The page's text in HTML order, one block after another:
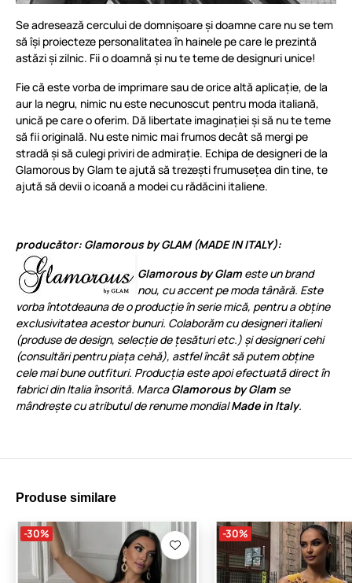
Se adresează cercului de domnișoare și doamne care nu se tem
să își proiecteze personalitatea în hainele pe care le prezintă
astăzi și zilnic. Fii o doamnă și nu te teme de designuri unice!
Fie că este vorba de imprimare sau de orice altă aplicație, de la
aur la negru, nimic nu este necunoscut pentru moda italiană,
unică pe care o oferim. Dă libertate imaginației și să nu te teme
să fii originală. Nu este nimic mai frumos decât să mergi pe
stradă și să culegi priviri de admirație. Echipa de designeri de la
Glamorous by Glam te ajută să trezești frumusețea din tine, te
ajută să devii o icoană a modei cu rădăcini italiene.
producător: Glamorous by GLAM (MADE IN ITALY):
Glamorous by Glam este un brand
nou, cu accent pe moda tânără. Este
vorba întotdeauna de o producție în serie mică, pentru a obține
exclusivitatea acestor bunuri. Colaborăm cu designeri italieni
(produse de design, selecție de țesături etc.) și designeri cehi
(consultări pentru piața cehă), astfel încât să putem obține
cele mai bune outfituri. Producția este apoi efectuată direct în
fabrici din Italia însorită. MarcaGlamorous by Glam se
mândrește cu atributul de renume mondialMade in Italy.
Produse similare
-30% -30%